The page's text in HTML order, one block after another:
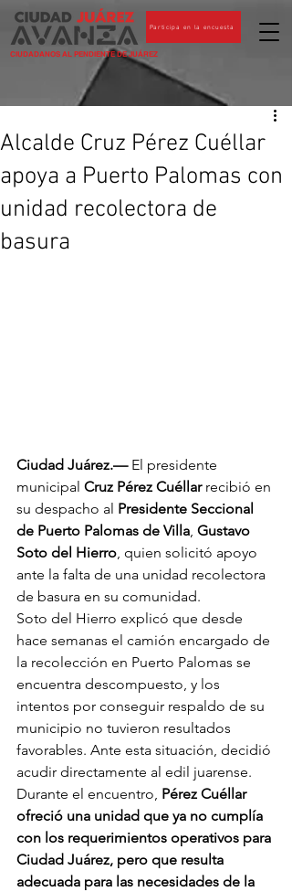
CIUDADANOS AL PENDIENTE DE JUÁREZ
Participa en la encuesta
Alcalde Cruz Pérez Cuéllar
apoya a Puerto Palomas con
unidad recolectora de
basura
Ciudad Juárez.— El presidente
municipal Cruz Pérez Cuéllar recibió en
su despacho al Presidente Seccional
de Puerto Palomas de Villa, Gustavo
Soto del Hierro, quien solicitó apoyo
ante la falta de una unidad recolectora
de basura en su comunidad.
Soto del Hierro explicó que desde
hace semanas el camión encargado de
la recolección en Puerto Palomas se
encuentra descompuesto, y los
intentos por conseguir respaldo de su
municipio no tuvieron resultados
favorables. Ante esta situación, decidió
acudir directamente al edil juarense.
Durante el encuentro, Pérez Cuéllar
ofreció una unidad que ya no cumplía
con los requerimientos operativos para
Ciudad Juárez, pero que resulta
adecuada para las necesidades de la